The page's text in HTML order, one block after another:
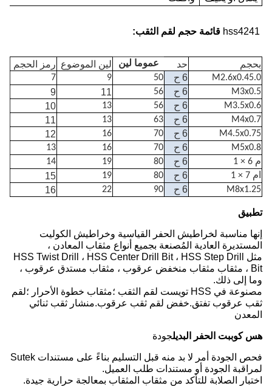
hss4241قائمة حجم لقم الثقب:
بحجم حد عموما لين لين الموضوع رمز الحجم
M2.6x0.45.0 6 ح 50
9
7
M3x0.5
6 ح 56
11
9
M3.5x0.6 6 ح 56
13
10
M4x0.7 6 ح 63
13
11
M4.5x0.75 6 ح 70
16
12
M5x0.8 6 ح 70
16
13
م 6 × 1
6 ح 80
19
14
ام 7 × 1
6 ح 80
19
15
M8x1.25 6 ح 90
22
16
تطبيق
إنها مناسبة لخراطيش الحفر القياسية وخراطيش الكوليت
المستديرة العادية المُصنعة بجميع أنواع مثقاب المعادن ،
مثل HSS Twist Drill ، HSS Center Drill Bit ، HSS Step Drill
Bit ، مثقاب مثقاب منخفض عرقوب ، مثقاب مستدق عرقوب ،
وما إلى ذلك.
مصنوعة في HSS تويست لقم الثقب ؛مثقاب خطوة الأحرار ؛لقم
ثقب عرقوب تفتق.خفض لقم ثقب عرقوب.منشار ثقب ثنائي
المعدن
هس كوببت الحفر البديلجودة
فحص الجودة أمر لا بد منه قبل التسليم بناءً على مستندات Sutek
لمراقبة الجودة أو مستندات طلب العميل.
اختبار الصلابة للتأكد من مثقاب المثقاب بمعالجة حرارية جيدة.